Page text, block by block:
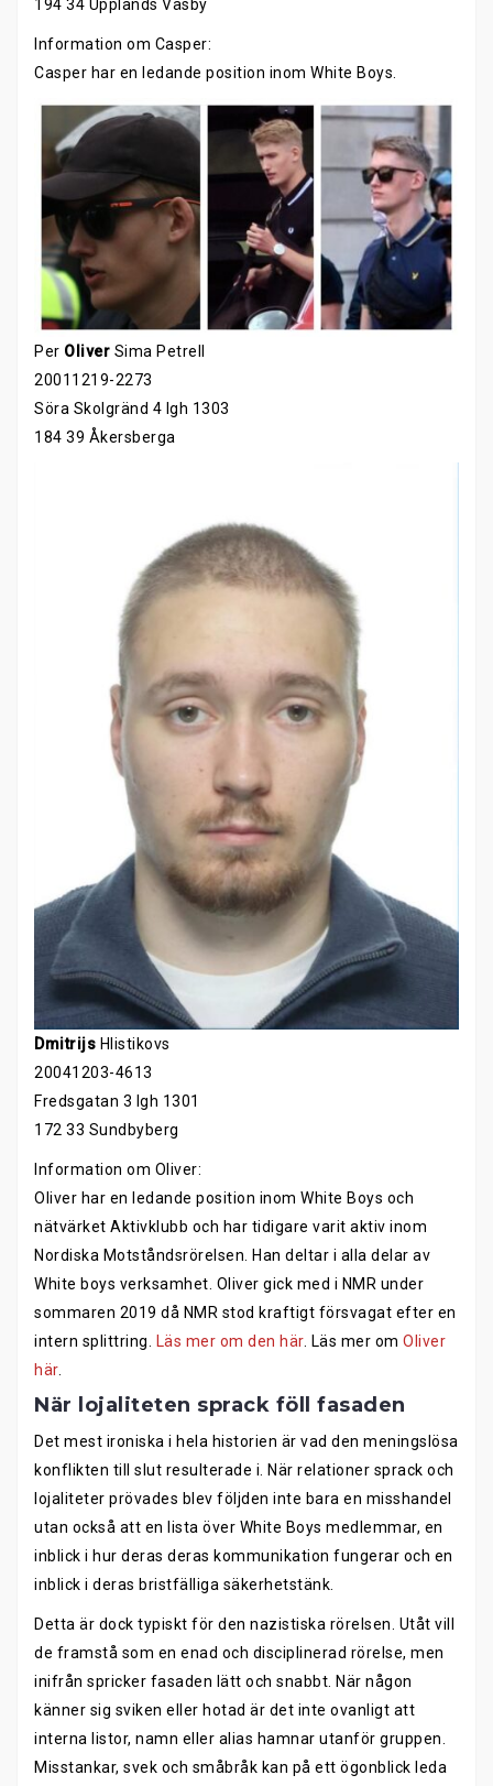
194 34 Upplands Väsby
Information om Casper:
Casper har en ledande position inom White Boys.
Per Oliver Sima Petrell
20011219-2273
Söra Skolgränd 4 lgh 1303
184 39 Åkersberga
Dmitrijs Hlistikovs
20041203-4613
Fredsgatan 3 lgh 1301
172 33 Sundbyberg
Information om Oliver:
Oliver har en ledande position inom White Boys och
nätvärket Aktivklubb och har tidigare varit aktiv inom
Nordiska Motståndsrörelsen. Han deltar i alla delar av
White boys verksamhet. Oliver gick med i NMR under
sommaren 2019 då NMR stod kraftigt försvagat efter en
intern splittring.
Läs mer om den här. Läs mer om Oliver
här.
När lojaliteten sprack föll fasaden
Det mest ironiska i hela historien är vad den meningslösa
konflikten till slut resulterade i. När relationer sprack och
lojaliteter prövades blev följden inte bara en misshandel
utan också att en lista över White Boys medlemmar, en
inblick i hur deras deras kommunikation fungerar och en
inblick i deras bristfälliga säkerhetstänk.
Detta är dock typiskt för den nazistiska rörelsen. Utåt vill
de framstå som en enad och disciplinerad rörelse, men
inifrån spricker fasaden lätt och snabbt. När någon
känner sig sviken eller hotad är det inte ovanligt att
interna listor, namn eller alias hamnar utanför gruppen.
Misstankar, svek och småbråk kan på ett ögonblick leda